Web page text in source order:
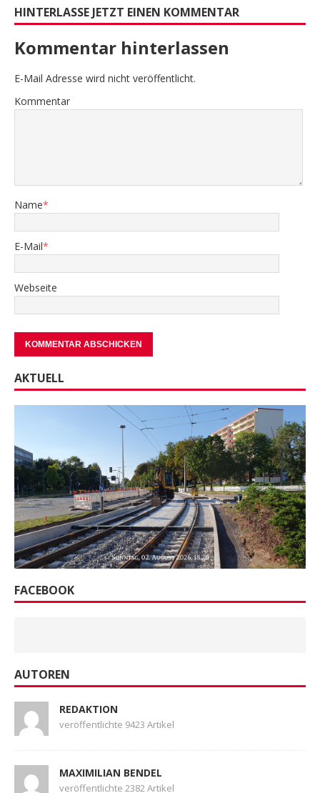
HINTERLASSE JETZT EINEN KOMMENTAR
Kommentar hinterlassen
E-Mail Adresse wird nicht veröffentlicht.
Kommentar
Name*
E-Mail*
Webseite
AKTUELL
FACEBOOK
AUTOREN
REDAKTION
veröffentlichte 9423 Artikel
MAXIMILIAN BENDEL
veröffentlichte 2382 Artikel